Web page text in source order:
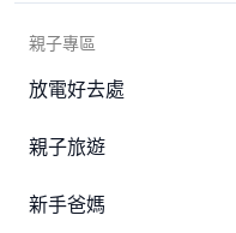
親子專區
放電好去處
親子旅遊
新手爸媽